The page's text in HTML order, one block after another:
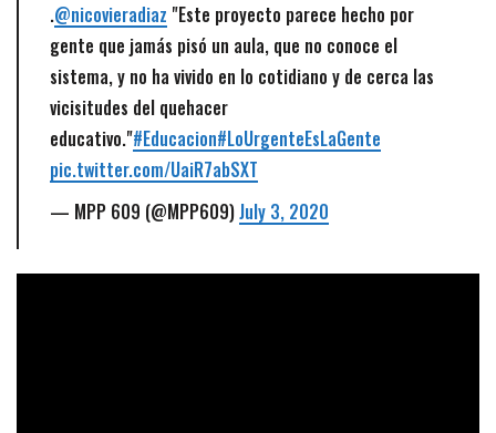
.@nicovieradiaz "Este proyecto parece hecho por
gente que jamás pisó un aula, que no conoce el
sistema, y no ha vivido en lo cotidiano y de cerca las
vicisitudes del quehacer
educativo."#Educacion#LoUrgenteEsLaGente
pic.twitter.com/UaiR7abSXT
— MPP 609 (@MPP609)July 3, 2020